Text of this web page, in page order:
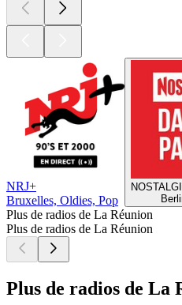
NRJ+
Bruxelles, Oldies, Pop
Plus de radios de La Réunion
Plus de radios de La Réunion
Plus de radios de La